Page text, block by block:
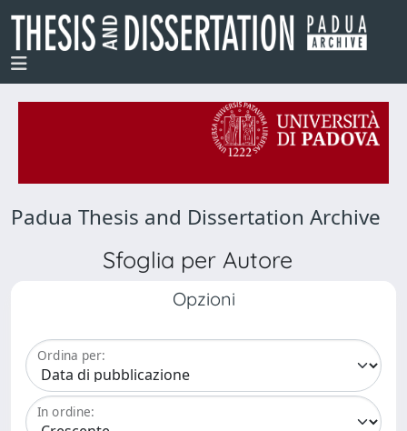
Padua Thesis and Dissertation Archive
Sfoglia per Autore
Opzioni
Ordina per:
In ordine: